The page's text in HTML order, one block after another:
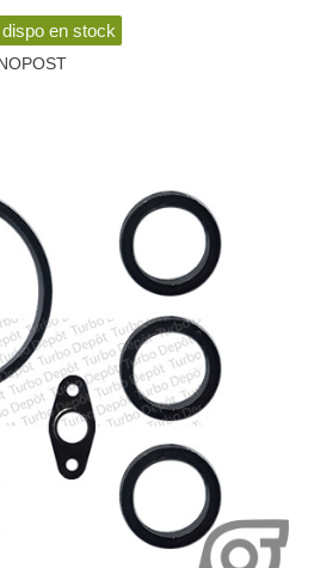
dispo en stock